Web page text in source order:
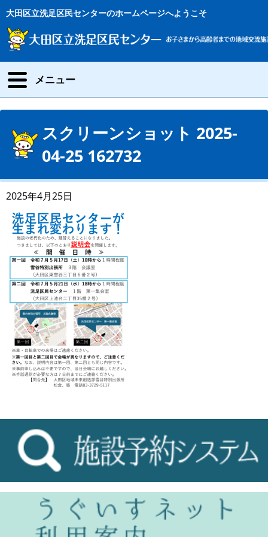
大田区立洗足区民センターのホームページへようこそ
メニュー
スクリーンショット 2025-
04-25 162732
2025年4月25日